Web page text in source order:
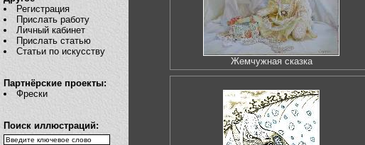
Регистрация
Прислать работу
Личный кабинет
Прислать статью
Статьи по искусству
Партнёрские проекты:
Фрески
Поиск иллюстраций:
Жемчужная сказка